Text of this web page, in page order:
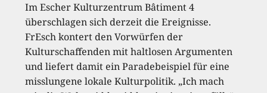
Im Escher Kulturzentrum Bâtiment 4
überschlagen sich derzeit die Ereignisse.
FrEsch kontert den Vorwürfen der
Kulturschaffenden mit haltlosen Argumenten
und liefert damit ein Paradebeispiel für eine
misslungene lokale Kulturpolitik. „Ich mach